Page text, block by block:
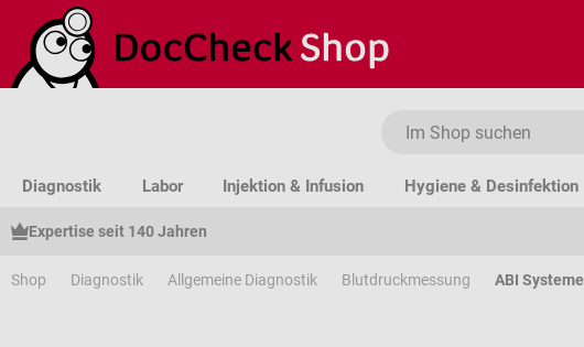
Hauptinhalt springen
Zur Suche springen
Zur Hauptnavigation springen
Diagnostik Labor Injektion & Infusion Hygiene & Desinfektion
Expertise seit 140 Jahren
Shop Diagnostik Allgemeine Diagnostik Blutdruckmessung ABI Systeme